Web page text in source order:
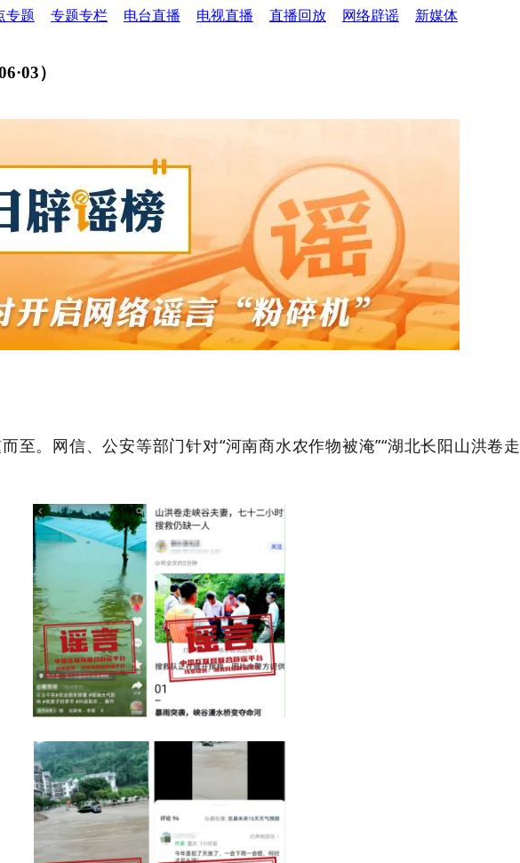
专题 专题专栏 电台直播 电视直播 直播回放 网络辟谣
新媒体
）
。网信、公安等部门针对“河南商水农作物被淹”“湖北长阳山洪卷